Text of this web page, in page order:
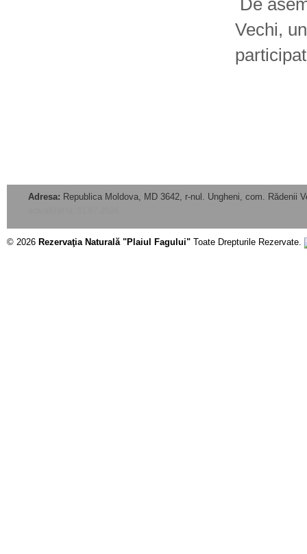
De
Vechi,
Adresa: Republica Moldova, MD 3642, r-nul. Ungheni, com. Rădenii
© 2026 Rezervaţia Naturală "Plaiul Fagului" Toate Drepturile Rezervate.